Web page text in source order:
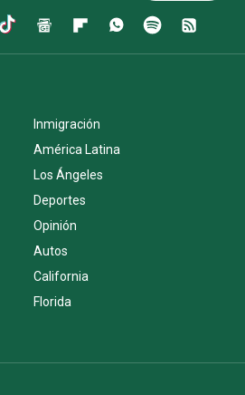
Inmigración
América Latina
Los Ángeles
Deportes
Opinión
Autos
California
Florida